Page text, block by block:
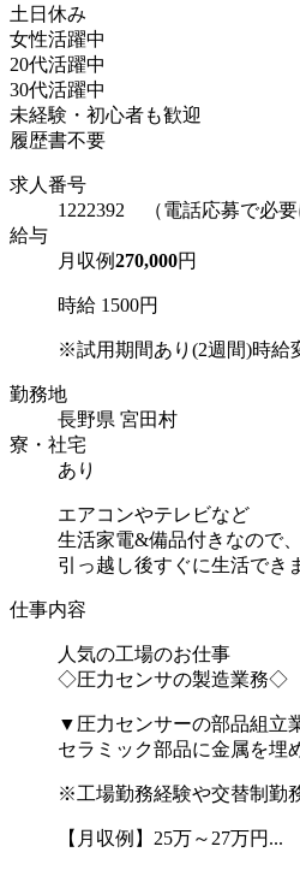
土日休み
女性活躍中
20代活躍中
30代活躍中
未経験・初心者も歓迎
履歴書不要
求人番号
1222392 （電話応募で必要
給与
月収例270,000円
時給 1500円
※試用期間あり(2週間)時給
勤務地
長野県 宮田村
寮・社宅
あり
エアコンやテレビなど
生活家電&備品付きなので、
引っ越し後すぐに生活でき
仕事内容
人気の工場のお仕事
◇圧力センサの製造業務◇
▼圧力センサーの部品組立
セラミック部品に金属を埋
※工場勤務経験や交替制勤
【月収例】25万～27万円...